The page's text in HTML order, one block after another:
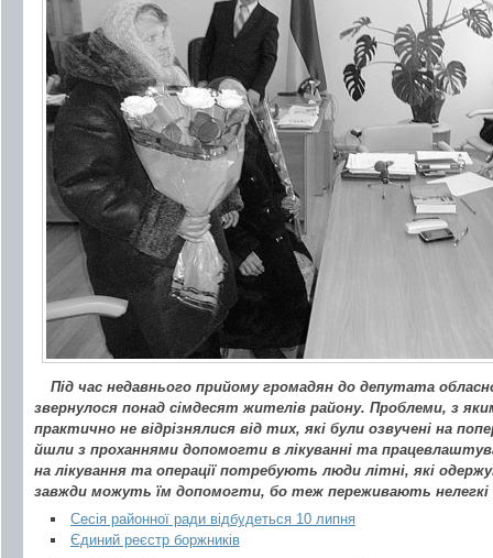
Під час недавнього прийому громадян до депутата
звернулося понад сімдесят жителів району. Проблеми, з
практично не відрізнялися від тих, які були озвучені на
йшли з проханнями допомогти в лікуванні та
на лікування та операції потребують люди літні, які
завжди можуть їм допомогти, бо теж переживають нелегкі
Сесія районної ради відбудеться 10 липня
Єдиний реєстр боржників